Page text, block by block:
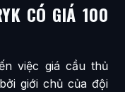
CÓ GIÁ 100
việc giá cầu thủ
giới chủ của đội